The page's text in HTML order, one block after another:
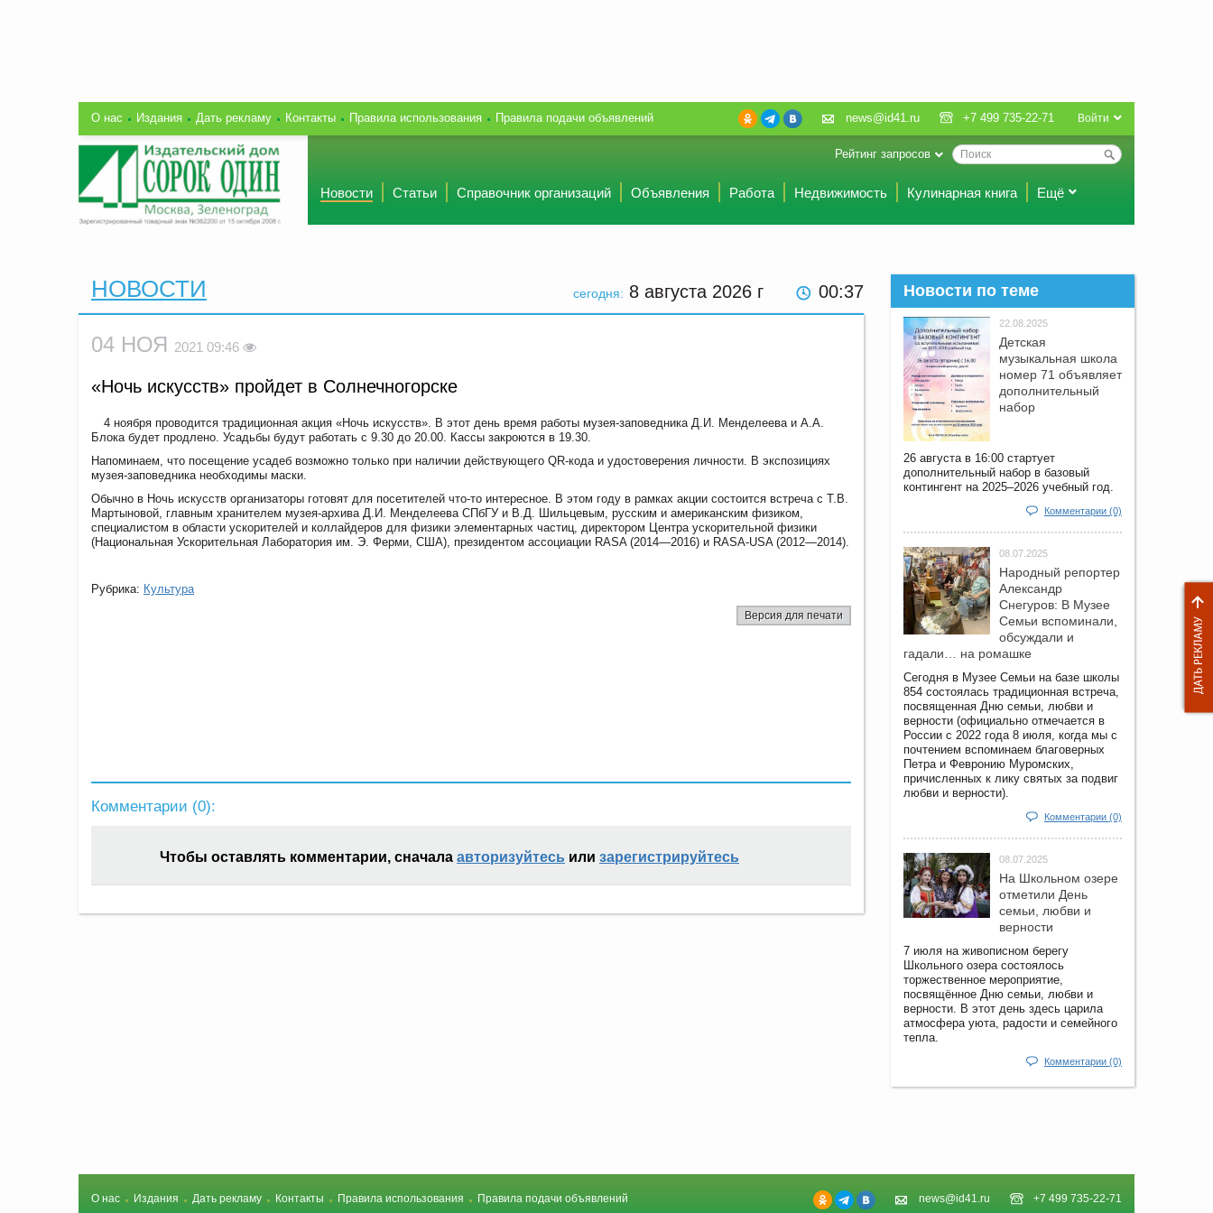
О нас Издания Дать рекламу Контакты Правила использования Правила подачи объявлений Войти
news@id41.ru +7 499 735-22-71
Рейтинг запросов
Новости Статьи Справочник организаций Объявления Работа Недвижимость Кулинарная книга Ещё
сегодня: 8 августа 2026 г 00:37
НОВОСТИ
04 НОЯ 2021 09:46
«Ночь искусств» пройдет в Солнечногорске
4 ноября проводится традиционная акция «Ночь искусств». В этот день время работы музея-заповедника Д.И. Менделеева и А.А.
Блока будет продлено. Усадьбы будут работать с 9.30 до 20.00. Кассы закроются в 19.30.
Напоминаем, что посещение усадеб возможно только при наличии действующего QR-кода и удостоверения личности. В экспозициях
музея-заповедника необходимы маски.
Обычно в Ночь искусств организаторы готовят для посетителей что-то интересное. В этом году в рамках акции состоится встреча с Т.В.
Мартыновой, главным хранителем музея-архива Д.И. Менделеева СПбГУ и В.Д. Шильцевым, русским и американским физиком,
специалистом в области ускорителей и коллайдеров для физики элементарных частиц, директором Центра ускорительной физики
(Национальная Ускорительная Лаборатория им. Э. Ферми, США), президентом ассоциации RASA (2014—2016) и RASA-USA (2012—2014).
Рубрика: Культура
Версия для печати
Комментарии (0):
Чтобы оставлять комментарии, сначала авторизуйтесь или зарегистрируйтесь
Новости по теме
22.08.2025
Детская
музыкальная школа
номер 71 объявляет
дополнительный
набор
26 августа в 16:00 стартует
дополнительный набор в базовый
контингент на 2025–2026 учебный год.
Комментарии (0)
08.07.2025
Народный репортер
Александр
Снегуров: В Музее
Семьи вспоминали,
обсуждали и
гадали… на ромашке
Сегодня в Музее Семьи на базе школы
854 состоялась традиционная встреча,
посвященная Дню семьи, любви и
верности (официально отмечается в
России с 2022 года 8 июля, когда мы с
почтением вспоминаем благоверных
Петра и Февронию Муромских,
причисленных к лику святых за подвиг
любви и верности).
Комментарии (0)
08.07.2025
На Школьном озере
отметили День
семьи, любви и
верности
7 июля на живописном берегу
Школьного озера состоялось
торжественное мероприятие,
посвящённое Дню семьи, любви и
верности. В этот день здесь царила
атмосфера уюта, радости и семейного
тепла.
Комментарии (0)
news@id41.ru +7 499 735-22-71
О нас Издания Дать рекламу Контакты Правила использования Правила подачи объявлений